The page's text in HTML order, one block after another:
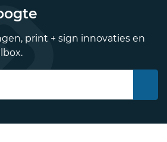
print + sign innovaties en